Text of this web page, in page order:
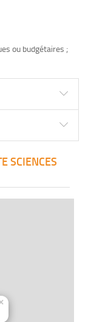
ou budgétaires ;
SCIENCES